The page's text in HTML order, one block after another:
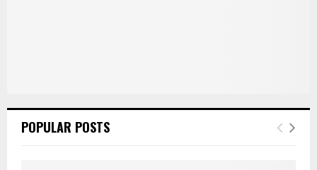
POPULAR POSTS